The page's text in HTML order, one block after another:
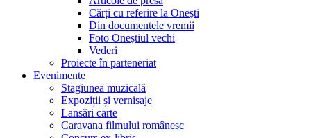
Cărți cu referire la Onești
Din documentele vremii
Foto Oneștiul vechi
Vederi
Proiecte în parteneriat
Evenimente
Stagiunea muzicală
Expoziții și vernisaje
Lansări carte
Caravana filmului românesc